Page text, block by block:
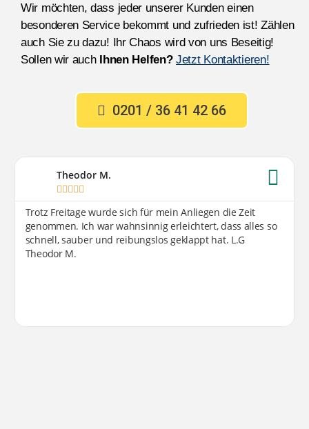
Wir möchten, dass jeder unserer Kunden einen
besonderen Service bekommt und zufrieden ist! Zählen
auch Sie zu dazu! Ihr Chaos wird von uns Beseitig!
Sollen wir auch Ihnen Helfen? Jetzt Kontaktieren!
0201 / 36 41 42 66
Theodor M.
    
Trotz Freitage wurde sich für mein Anliegen die Zeit
genommen. Ich war wahnsinnig erleichtert, dass alles so
schnell, sauber und reibungslos geklappt hat. L.G
Theodor M.